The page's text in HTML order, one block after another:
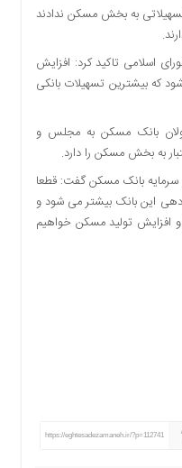
به بخش مسکن ندادند
اسلامی تاکید کرد: افزایش
که بیشترین تسهیلات بانکی
بانک مسکن به مجلس و
به بخش مسکن را دارد.
بانک مسکن گفت: قطعا
این بانک بیشتر می شود و
افزایش تولید مسکن خواهیم
https://eghtesadezamaneh.ir/?p=112741